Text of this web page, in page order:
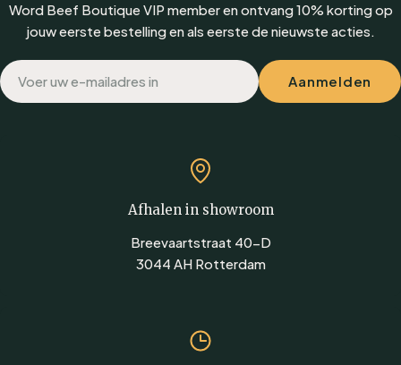
Word Beef Boutique VIP member en ontvang 10% korting op
jouw eerste bestelling en als eerste de nieuwste acties.
E-
mail
Aanmelden
Afhalen in showroom
Breevaartstraat 40-D
3044 AH Rotterdam